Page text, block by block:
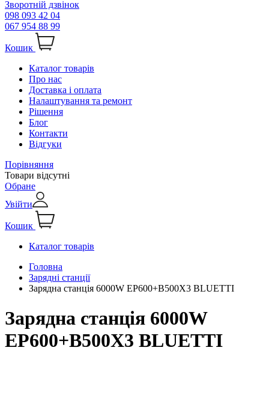
Зворотній дзвінок
098 093 42 04
067 954 88 99
Кошик
Каталог товарів
Про нас
Доставка і оплата
Налаштування та ремонт
Рішення
Блог
Контакти
Відгуки
Порівняння
Товари відсутні
Обране
Увійти
Кошик
Каталог товарів
Головна
Зарядні станції
Зарядна станція 6000W EP600+B500X3 BLUETTI
Зарядна станція 6000W
EP600+B500X3 BLUETTI